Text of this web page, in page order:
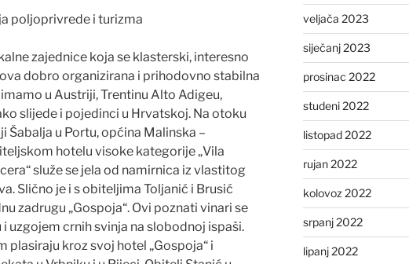
poljoprivrede i turizma
zajednice koja se klasterski, interesno
dobro organizirana i prihodovno stabilna
u Austriji, Trentinu Alto Adigeu,
slijede i pojedinci u Hrvatskoj. Na otoku
u Portu, općina Malinska –
hotelu visoke kategorije „Vila
služe se jela od namirnica iz vlastitog
Slično je i s obiteljima Toljanić i Brusić
zadrugu „Gospoja“. Ovi poznati vinari se
uzgojem crnih svinja na slobodnoj ispaši.
plasiraju kroz svoj hotel „Gospoja“ i
veljača 2023
siječanj 2023
prosinac 2022
studeni 2022
listopad 2022
rujan 2022
kolovoz 2022
srpanj 2022
lipanj 2022